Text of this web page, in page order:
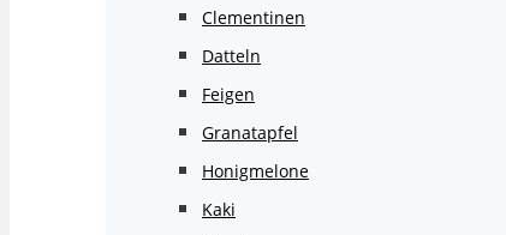
Clementinen
Datteln
Feigen
Granatapfel
Honigmelone
Kaki